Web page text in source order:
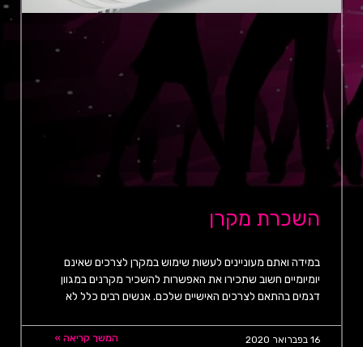
השכרת מקרן
במידה ואתם מעוניינים לעשות שימוש במקרן לצרכים שאינם
יומיומיים חשוב שתכירו את האפשרות להשכיר מקרנים במגוון
דגמים בהתאם לצרכים האישיים שלכם. אנשים רבים כלל לא
המשך קריאה » 16 בפברואר 2020